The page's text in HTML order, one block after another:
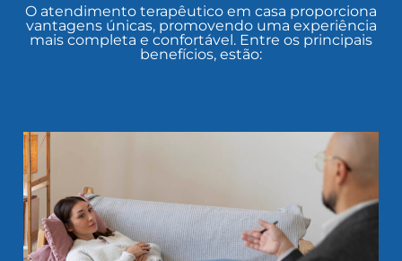
O atendimento terapêutico em casa proporciona
vantagens únicas, promovendo uma experiência
mais completa e confortável. Entre os principais
benefícios, estão: